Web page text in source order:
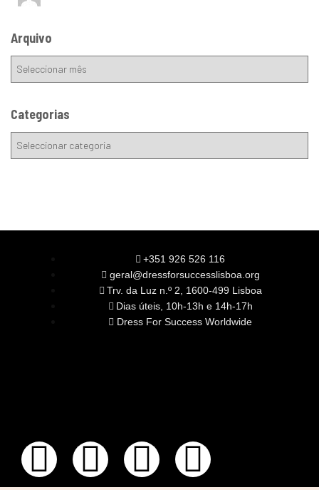
Arquivo
Categorias
+351 926 526 116
geral@dressforsuccesslisboa.org
Trv. da Luz n.º 2, 1600-499 Lisboa
Dias úteis, 10h-13h e 14h-17h
Dress For Success Worldwide